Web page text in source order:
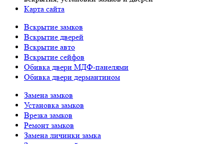
Карта сайта
Вскрытие замков
Вскрытие дверей
Вскрытие авто
Вскрытие сейфов
Обивка двери МДФ-панелями
Обивка двери дермантином
Замена замков
Установка замков
Врезка замков
Ремонт замков
Замена личинки замка